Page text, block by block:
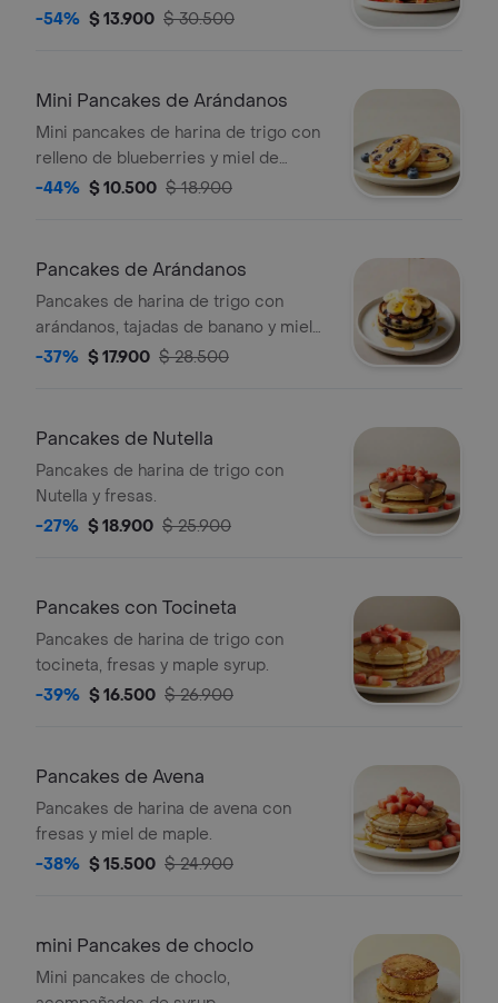
-54% $ 13.900 $ 30.500
Mini Pancakes de Arándanos
Mini pancakes de harina de trigo con
relleno de blueberries y miel de
maple.
-44% $ 10.500 $ 18.900
Pancakes de Arándanos
Pancakes de harina de trigo con
arándanos, tajadas de banano y miel
de maple.
-37% $ 17.900 $ 28.500
Pancakes de Nutella
Pancakes de harina de trigo con
Nutella y fresas.
-27% $ 18.900 $ 25.900
Pancakes con Tocineta
Pancakes de harina de trigo con
tocineta, fresas y maple syrup.
-39% $ 16.500 $ 26.900
Pancakes de Avena
Pancakes de harina de avena con
fresas y miel de maple.
-38% $ 15.500 $ 24.900
mini Pancakes de choclo
Mini pancakes de choclo,